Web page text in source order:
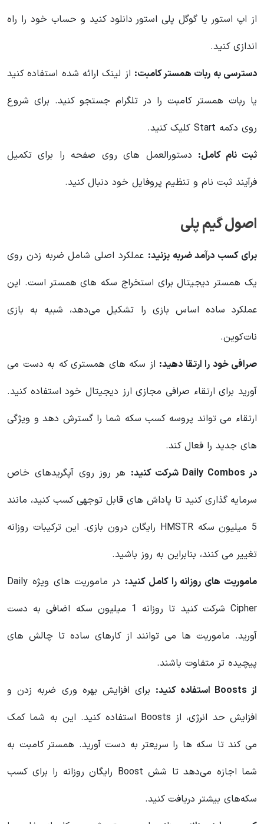
از اپ استور یا گوگل پلی استور دانلود کنید و حساب خود را راه
اندازی کنید.
دسترسی به ربات همستر کامبت: از لینک ارائه شده استفاده کنید
یا ربات همستر کامبت را در تلگرام جستجو کنید. برای شروع
روی دکمه Start کلیک کنید.
ثبت نام کامل: دستورالعمل های روی صفحه را برای تکمیل
فرآیند ثبت نام و تنظیم پروفایل خود دنبال کنید.
اصول گیم پلی
برای کسب درآمد ضربه بزنید: عملکرد اصلی شامل ضربه زدن روی
یک همستر دیجیتال برای استخراج سکه های همستر است. این
عملکرد ساده اساس بازی را تشکیل می‌دهد، شبیه به بازی
نات‌کوین.
صرافی خود را ارتقا دهید: از سکه های همستری که به دست می
آورید برای ارتقاء صرافی مجازی ارز دیجیتال خود استفاده کنید.
ارتقاء می تواند پروسه کسب سکه شما را گسترش دهد و ویژگی
های جدید را فعال کند.
در Daily Combos شرکت کنید:
هر روز روی آپگریدهای خاص
سرمایه گذاری کنید تا پاداش های قابل توجهی کسب کنید، مانند
5 میلیون سکه HMSTR رایگان درون بازی. این ترکیبات روزانه
تغییر می کنند، بنابراین به روز باشید.
ماموریت های روزانه را کامل کنید:
در ماموریت های ویژه Daily
Cipher شرکت کنید تا روزانه 1 میلیون سکه اضافی به دست
آورید. ماموریت ها می توانند از کارهای ساده تا چالش های
پیچیده تر متفاوت باشند.
از Boosts استفاده کنید:
برای افزایش بهره وری ضربه زدن و
افزایش حد انرژی، از Boosts استفاده کنید. این به شما کمک
می کند تا سکه ها را سریعتر به دست آورید. همستر کامبت به
شما اجازه می‌دهد تا شش Boost رایگان روزانه را برای کسب
سکه‌های بیشتر دریافت کنید.